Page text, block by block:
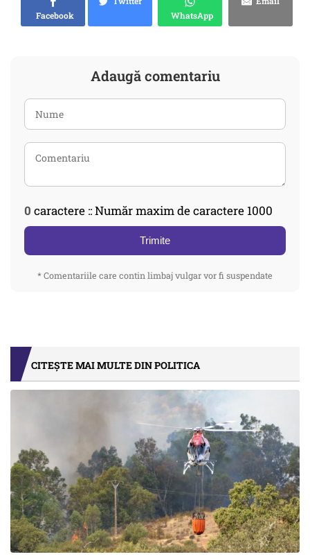
Facebook
WhatsApp
Adaugă comentariu
0 caractere :: Număr maxim de caractere 1000
Trimite
* Comentariile care contin limbaj vulgar vor fi suspendate
CITEȘTE MAI MULTE DIN POLITICA